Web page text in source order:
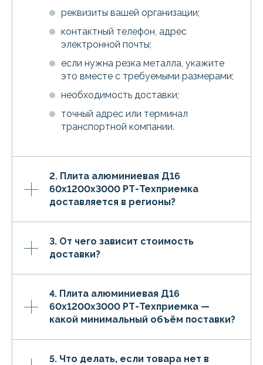
реквизиты вашей организации;
контактный телефон, адрес
электронной почты;
если нужна резка металла, укажите
это вместе с требуемыми размерами;
необходимость доставки;
точный адрес или терминал
транспортной компании.
2. Плита алюминиевая Д16
60х1200х3000 РТ-Техприемка
доставляется в регионы?
3. От чего зависит стоимость
доставки?
4. Плита алюминиевая Д16
60х1200х3000 РТ-Техприемка —
какой минимальный объём поставки?
5. Что делать, если товара нет в